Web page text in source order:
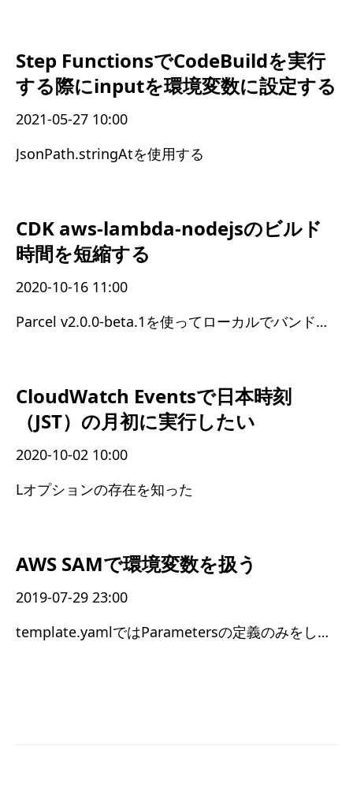
Step FunctionsでCodeBuildを実行
する際にinputを環境変数に設定する
2021-05-27 10:00
JsonPath.stringAtを使用する
CDK aws-lambda-nodejsのビルド
時間を短縮する
2020-10-16 11:00
Parcel v2.0.0-beta.1を使ってローカルでバンドルする
CloudWatch Eventsで日本時刻
（JST）の月初に実行したい
2020-10-02 10:00
Lオプションの存在を知った
AWS SAMで環境変数を扱う
2019-07-29 23:00
template.yamlではParametersの定義のみをしておいて、deploy時に値を設定するようにすればできた